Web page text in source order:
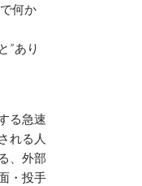
何か
”あり
る急速
れる人
、外部
・投手